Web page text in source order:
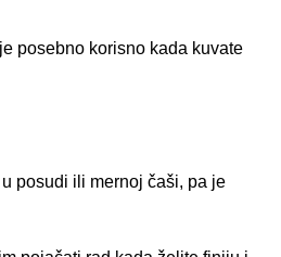
posebno korisno kada kuvate
posudi ili mernoj čaši, pa je